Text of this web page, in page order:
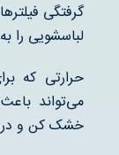
گرفتگی
لباسشویی را
حرارتی که
می‌تواند
خشک کن و در